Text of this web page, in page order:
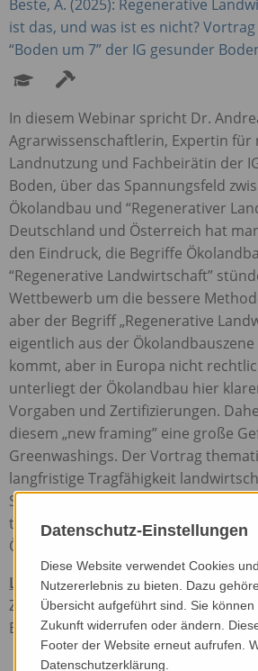
Beste, A. (2025): Regenerative
ist das, und was ist es nicht?
“Boden um 7” der IG gesunder
In diesem Webinar spricht Dr.
Agrarwissenschaftlerin, Expertin für
Landnutzung und Fachbeirätin der
Boden, über das Spannungsfeld
Ökolandbau und “Regenerativer
Deutschland und Österreich hat
den Eindruck, die Begriffe
“Regenerative Landwirtschaft”
Wettbewerb um die bessere
aber der Begriff „Regenerative
eigentlich aus der
kommt, aber in Europa nicht
unterliegt der Ökolandbau hier
Vorgaben und Zertifizierungen.
diesem „new framing” eine große
Greenwashings. Der Vortrag
langfristige Tragfähigkeit
Systeme und wirft die Frage auf,
tatsächlich nachhaltige Erträge auf
Ökosysteme ermöglicht.
Link zum Vortrag
Zur Ansicht ist eine Mitgliedschaft
Boden Voraussetzung.
Datenschutz-Einstellungen
Diese Website verwendet Cookies
Nutzererlebnis zu bieten. Dazu
Übersicht aufgeführt sind. Sie
Zukunft widerrufen oder ändern.
Footer der Website erneut aufrufen.
Datenschutzerklärung.